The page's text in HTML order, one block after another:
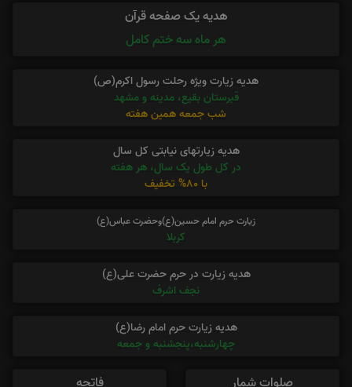
هدیه یک صفحه قرآن
هر ماه سه ختم کامل
هدیه زیارت ویژه رحلت رسول اکرم(ص)
قبرستان بقیع، مدینه و مشهد
شب جمعه همین هفته
هدیه زیارتهای نیابتی کل سال
در کل طول یک سال، هر هفته
با 80% تخفیف
زیارت حرم امام حسین(ع)وحضرت عباس(ع)
کربلا
هدیه زیارت در حرم حضرت علی(ع)
نجف اشرف
هدیه زیارت حرم امام رضا(ع)
چهارشنبه،پنجشنبه و جمعه
صلوات شمار
فاتحه